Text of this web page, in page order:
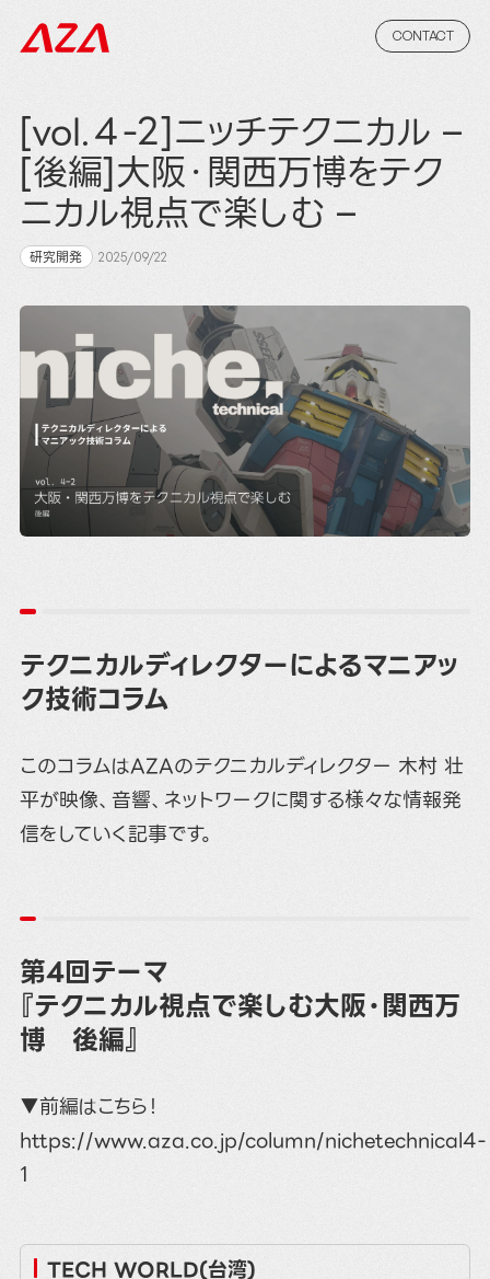
CONTACT
[vol.４-2]ニッチテクニカル –
[後編]大阪・関西万博をテク
ニカル視点で楽しむ –
研究開発 2025/09/22
テクニカルディレクターによるマニアッ
ク技術コラム
このコラムはAZAのテクニカルディレクター 木村 壮
平が映像、音響、ネットワークに関する様々な情報発
信をしていく記事です。
第4回テーマ
『テクニカル視点で楽しむ大阪・関西万
博 後編』
▼前編はこちら！
https://www.aza.co.jp/column/nichetechnical4-
1
TECH WORLD(台湾)